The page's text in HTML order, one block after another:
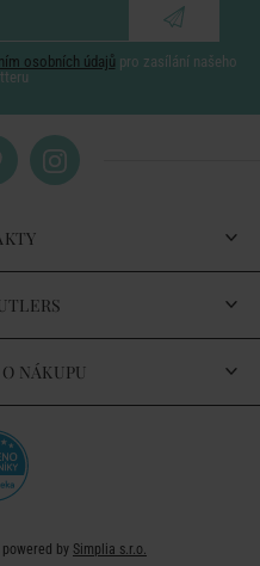
osobních údajů pro zasílání našeho
NÁKUPU
powered by Simplia s.r.o.